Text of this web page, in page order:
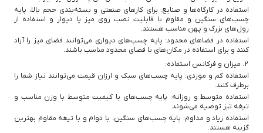
استفاده در کارگاه‌ها و صنایع: برای کارهای صنعتی و بسته‌بندی حجم بالا، پایه
چسب‌های سنگین و مقاوم با قابلیت نصب روی میز یا دیوار و استفاده از
رول‌های بزرگ و پهن مناسب هستند.
استفاده در فضاهای محدود: پایه چسب‌های دیواری می‌توانند فضای میز را آزاد
کنند و برای استفاده در مکان‌های با فضای محدود مناسب باشند.
2. میزان و فرکانس استفاده:
استفاده کم و موردی: پایه چسب‌های سبک و ارزان قیمت می‌توانند نیاز شما را
برطرف کنند.
استفاده متوسط و روزانه: پایه چسب‌های با کیفیت متوسط با وزن مناسب و
تیغه تیز توصیه می‌شوند.
استفاده زیاد و مداوم: پایه چسب‌های سنگین، با دوام و با تیغه مقاوم بهترین
گزینه هستند.